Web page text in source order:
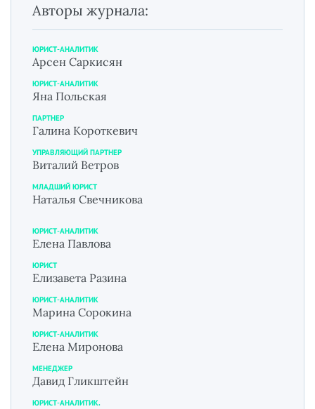
Авторы журнала:
ЮРИСТ-АНАЛИТИК
Арсен Саркисян
ЮРИСТ-АНАЛИТИК
Яна Польская
ПАРТНЕР
Галина Короткевич
УПРАВЛЯЮЩИЙ ПАРТНЕР
Виталий Ветров
МЛАДШИЙ ЮРИСТ
Наталья Свечникова
ЮРИСТ-АНАЛИТИК
Елена Павлова
ЮРИСТ
Елизавета Разина
ЮРИСТ-АНАЛИТИК
Марина Сорокина
ЮРИСТ-АНАЛИТИК
Елена Миронова
МЕНЕДЖЕР
Давид Гликштейн
ЮРИСТ-АНАЛИТИК.